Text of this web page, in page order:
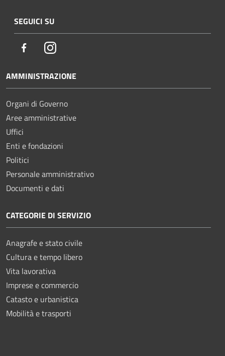
SEGUICI SU
FacebookInstagram
AMMINISTRAZIONE
Organi di Governo
Aree amministrative
Uffici
Enti e fondazioni
Politici
Personale amministrativo
Documenti e dati
CATEGORIE DI SERVIZIO
Anagrafe e stato civile
Cultura e tempo libero
Vita lavorativa
Imprese e commercio
Catasto e urbanistica
Mobilità e trasporti